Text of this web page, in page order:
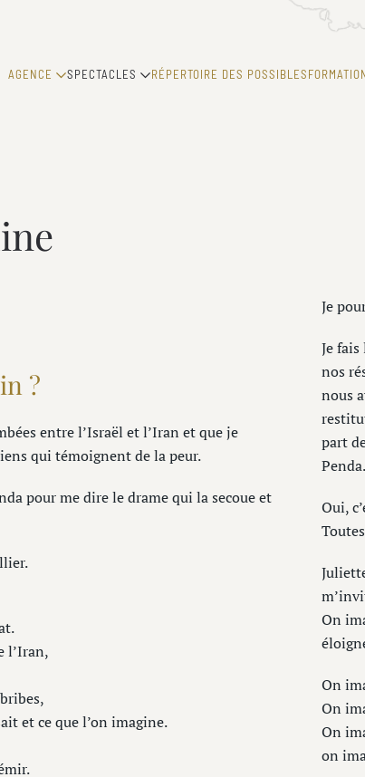
AGENCE SPECTACLES RÉPERTOIRE DES POSSIBLES
?
entre l’Israël et l’Iran et que je
qui témoignent de la peur.
pour me dire le drame qui la secoue et
l’Iran,
et ce que l’on imagine.
Je
Je
nos
nous
part
Penda.
Oui,
On
On
On
On
on